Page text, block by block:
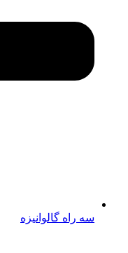
سه راه گالوانیزه